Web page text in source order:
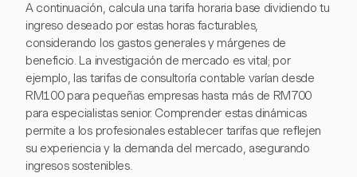
A continuación, calcula una tarifa horaria base dividiendo tu
ingreso deseado por estas horas facturables,
considerando los gastos generales y márgenes de
beneficio. La investigación de mercado es vital; por
ejemplo, las tarifas de consultoría contable varían desde
RM100 para pequeñas empresas hasta más de RM700
para especialistas senior. Comprender estas dinámicas
permite a los profesionales establecer tarifas que reflejen
su experiencia y la demanda del mercado, asegurando
ingresos sostenibles.